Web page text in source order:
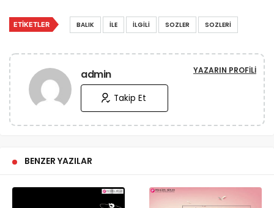
ETIKETLER BALIK İLE İLGILI SOZLER SOZLERI
admin YAZARIN PROFILI
Takip Et
BENZER YAZILAR